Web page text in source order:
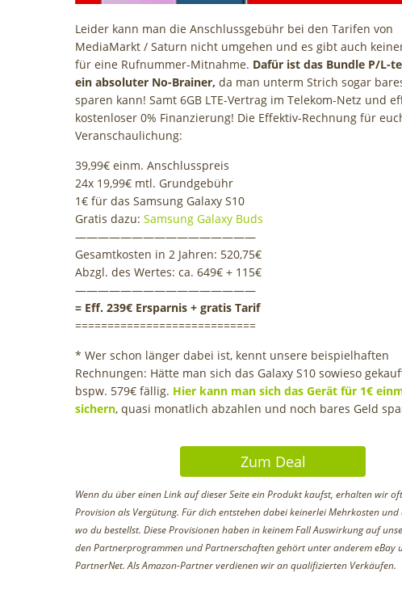
Leider kann man die Anschlussgebühr bei den Tarifen von
MediaMarkt / Saturn nicht umgehen und es gibt auch
für eine Rufnummer-Mitnahme. Dafür ist das Bundle P/L-
ein absoluter No-Brainer, da man unterm Strich sogar
sparen kann! Samt 6GB LTE-Vertrag im Telekom-Netz und
kostenloser 0% Finanzierung! Die Effektiv-Rechnung für
Veranschaulichung:
39,99€ einm. Anschlusspreis
24x 19,99€ mtl. Grundgebühr
1€ für das Samsung Galaxy S10
Gratis dazu: Samsung Galaxy Buds
————————————————
Gesamtkosten in 2 Jahren: 520,75€
Abzgl. des Wertes: ca. 649€ + 115€
————————————————
= Eff. 239€ Ersparnis + gratis Tarif
============================
* Wer schon länger dabei ist, kennt unsere beispielhaften
Rechnungen: Hätte man sich das Galaxy S10 sowieso
bspw. 579€ fällig. Hier kann man sich das Gerät für 1€
sichern, quasi monatlich abzahlen und noch bares Geld
Zum Deal
Wenn du über einen Link auf dieser Seite ein Produkt kaufst, erhalten wir
Provision als Vergütung. Für dich entstehen dabei keinerlei Mehrkosten
wo du bestellst. Diese Provisionen haben in keinem Fall Auswirkung auf
den Partnerprogrammen und Partnerschaften gehört unter anderem eBay
PartnerNet. Als Amazon-Partner verdienen wir an qualifizierten Verkäufen.